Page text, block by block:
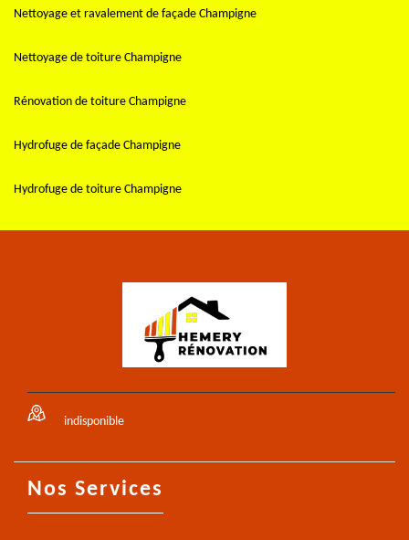
Nettoyage et ravalement de façade Champigne
Nettoyage de toiture Champigne
Rénovation de toiture Champigne
Hydrofuge de façade Champigne
Hydrofuge de toiture Champigne
indisponible
Nos Services